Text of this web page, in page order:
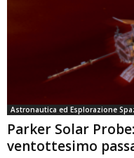
Astronautica ed Esplorazione
Parker Solar
ventottesimo